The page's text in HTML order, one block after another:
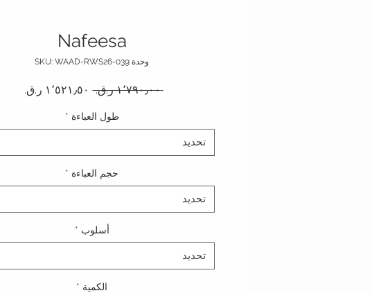
Nafeesa
وحدة SKU: WAAD-RWS26-039
‏١٬٧٩٠٫٠٠ ر.ق.‏ سعر عادي
طول العباءة *
تحديد
حجم العباءة *
تحديد
أسلوب *
تحديد
الكمية *